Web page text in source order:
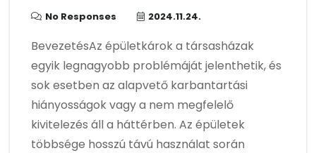
No Responses 2024.11.24.
BevezetésAz épületkárok a társasházak
egyik legnagyobb problémáját jelenthetik, és
sok esetben az alapvető karbantartási
hiányosságok vagy a nem megfelelő
kivitelezés áll a háttérben. Az épületek
többsége hosszú távú használat során